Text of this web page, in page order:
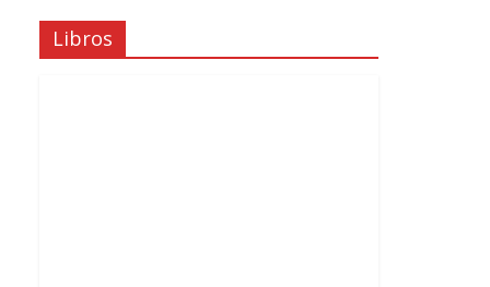
Libros